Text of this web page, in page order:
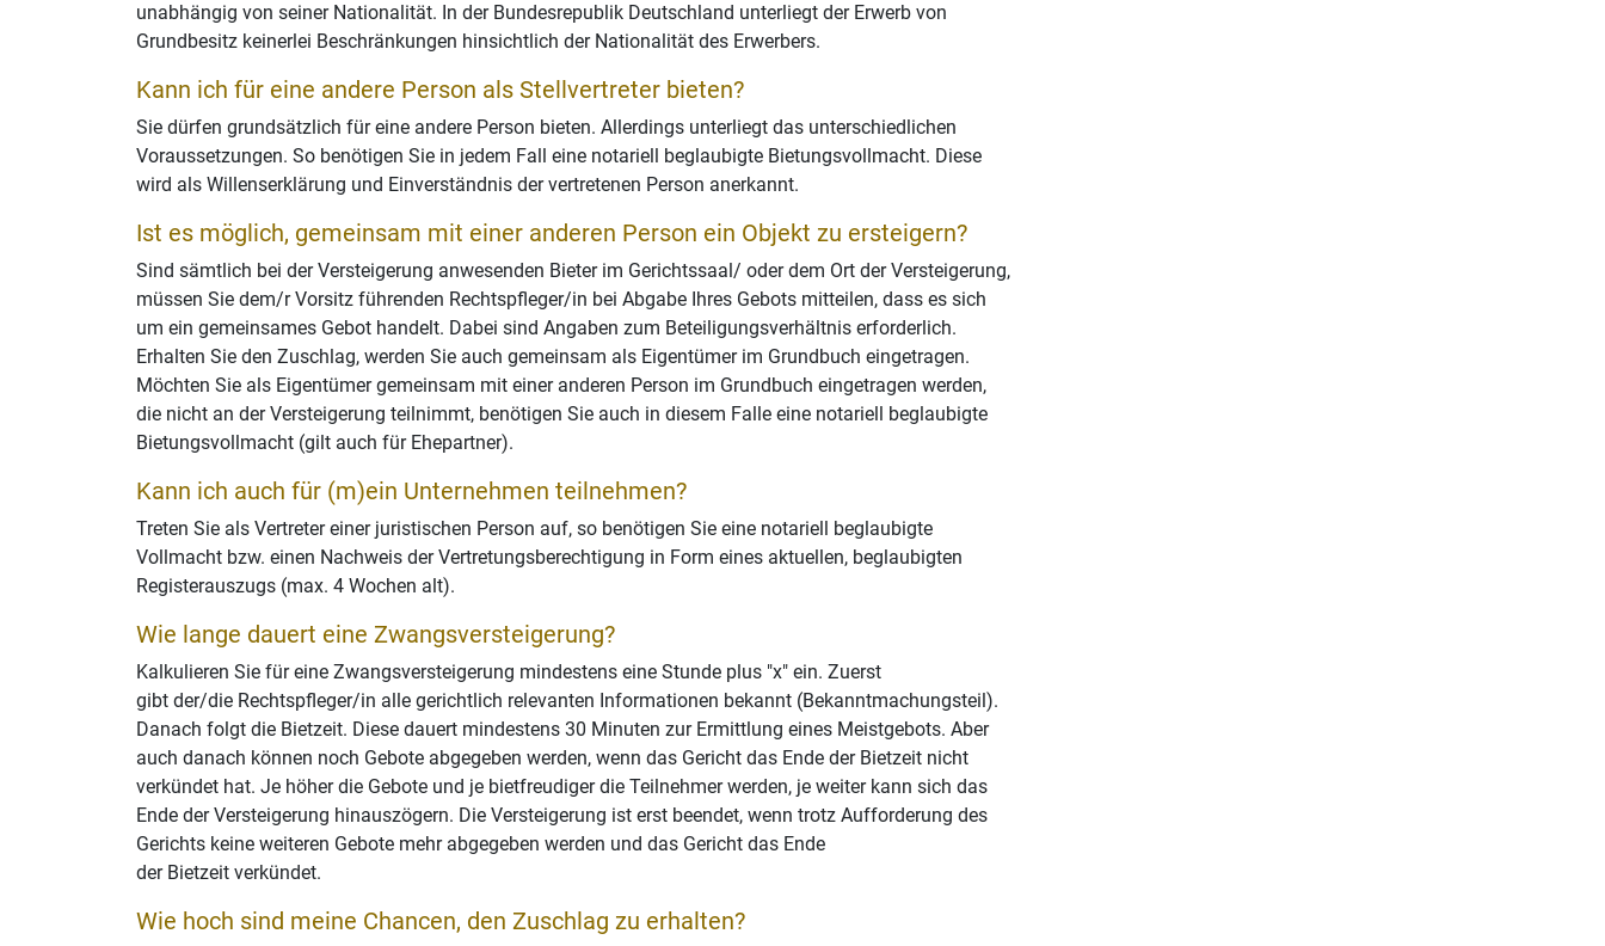
unabhängig von seiner Nationalität. In der Bundesrepublik Deutschland unterliegt der Erwerb von
Grundbesitz keinerlei Beschränkungen hinsichtlich der Nationalität des Erwerbers.
Kann ich für eine andere Person als Stellvertreter bieten?
Sie dürfen grundsätzlich für eine andere Person bieten. Allerdings unterliegt das unterschiedlichen
Voraussetzungen. So benötigen Sie in jedem Fall eine notariell beglaubigte Bietungsvollmacht. Diese
wird als Willenserklärung und Einverständnis der vertretenen Person anerkannt.
Ist es möglich, gemeinsam mit einer anderen Person ein Objekt zu ersteigern?
Sind sämtlich bei der Versteigerung anwesenden Bieter im Gerichtssaal/ oder dem Ort der Versteigerung,
müssen Sie dem/r Vorsitz führenden Rechtspfleger/in bei Abgabe Ihres Gebots mitteilen, dass es sich
um ein gemeinsames Gebot handelt. Dabei sind Angaben zum Beteiligungsverhältnis erforderlich.
Erhalten Sie den Zuschlag, werden Sie auch gemeinsam als Eigentümer im Grundbuch eingetragen.
Möchten Sie als Eigentümer gemeinsam mit einer anderen Person im Grundbuch eingetragen werden,
die nicht an der Versteigerung teilnimmt, benötigen Sie auch in diesem Falle eine notariell beglaubigte
Bietungsvollmacht (gilt auch für Ehepartner).
Kann ich auch für (m)ein Unternehmen teilnehmen?
Treten Sie als Vertreter einer juristischen Person auf, so benötigen Sie eine notariell beglaubigte
Vollmacht bzw. einen Nachweis der Vertretungsberechtigung in Form eines aktuellen, beglaubigten
Registerauszugs (max. 4 Wochen alt).
Wie lange dauert eine Zwangsversteigerung?
Kalkulieren Sie für eine Zwangsversteigerung mindestens eine Stunde plus "x" ein. Zuerst
gibt der/die Rechtspfleger/in alle gerichtlich relevanten Informationen bekannt (Bekanntmachungsteil).
Danach folgt die Bietzeit. Diese dauert mindestens 30 Minuten zur Ermittlung eines Meistgebots. Aber
auch danach können noch Gebote abgegeben werden, wenn das Gericht das Ende der Bietzeit nicht
verkündet hat. Je höher die Gebote und je bietfreudiger die Teilnehmer werden, je weiter kann sich das
Ende der Versteigerung hinauszögern. Die Versteigerung ist erst beendet, wenn trotz Aufforderung des
Gerichts keine weiteren Gebote mehr abgegeben werden und das Gericht das Ende
der Bietzeit verkündet.
Wie hoch sind meine Chancen, den Zuschlag zu erhalten?